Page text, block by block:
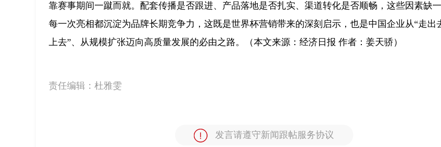
靠赛事期间一蹴而就。配套传播是否跟进、产品落地是否扎实、渠道转化是否顺畅，这些因素缺
每一次亮相都沉淀为品牌长期竞争力，这既是世界杯营销带来的深刻启示，也是中国企业从“走出
上去”、从规模扩张迈向高质量发展的必由之路。（本文来源：经济日报 作者：姜天骄）
责任编辑： 杜雅雯
发言请遵守新闻跟帖服务协议